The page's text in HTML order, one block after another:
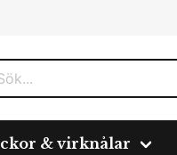
& virknålar